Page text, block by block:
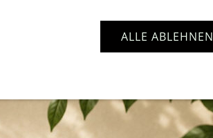
Impressum Kontakt
ALLE ABLEHNEN